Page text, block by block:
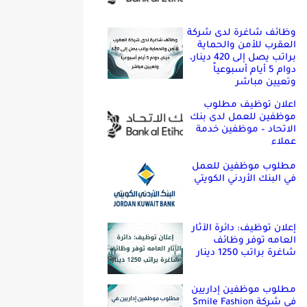
وظائف شاغرة لدى شركة
العقرب للأمن والحماية
براتب يصل إلى 420 دينار،
دوام 5 أيام أسبوعياً
وتعيين مباشر
اعلان توظيف مطلوب
موظفين للعمل لدى بنك
الاتحاد – موظفين خدمة
عملاء
مطلوب موظفين للعمل
في البنك الأردني الكويتي
إعلان توظيف: دائرة الآثار
العامه توفر وظائف
شاغرة براتب 1250 دينار
مطلوب موظفين إداريين
في شركة Smile Fashion